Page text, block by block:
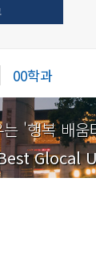
00학과
'행복 배움
Glocal